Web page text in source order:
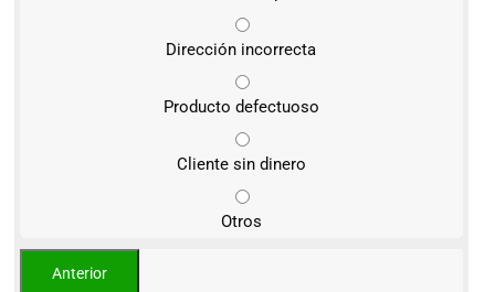
Dirección incorrecta
Producto defectuoso
Cliente sin dinero
Otros